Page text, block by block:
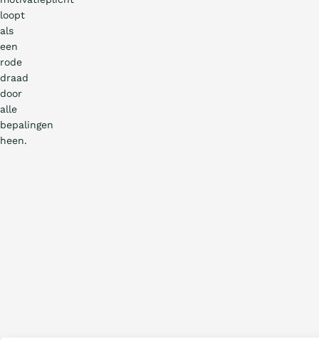
loopt
als
een
rode
draad
door
alle
bepalingen
heen.